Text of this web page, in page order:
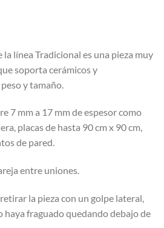
línea Tradicional es una pieza muy
soporta cerámicos y
y tamaño.
7 mm a 17 mm de espesor como
placas de hasta 90 cm x 90 cm,
de pared.
entre uniones.
la pieza con un golpe lateral,
haya fraguado quedando debajo de